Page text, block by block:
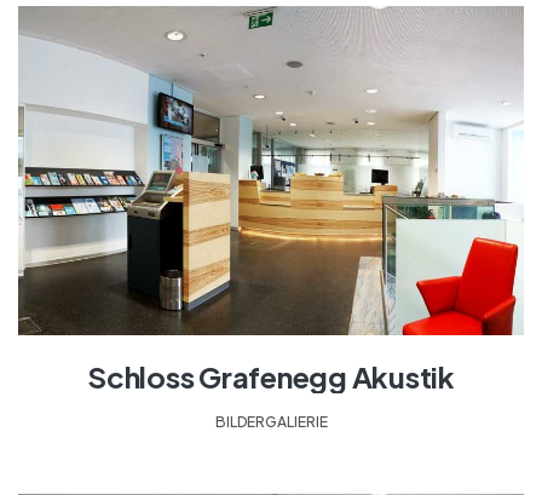
Schloss Grafenegg Akustik
BILDERGALIERIE